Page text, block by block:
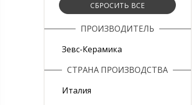
СБРОСИТЬ ВСЕ
ПРОИЗВОДИТЕЛЬ
Зевс-Керамика
СТРАНА ПРОИЗВОДСТВА
Италия